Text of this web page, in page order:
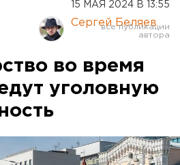
Курган
Оренбург
15 МАЯ 2024 В 13:55
Сергей Беляев
во время
уголовную